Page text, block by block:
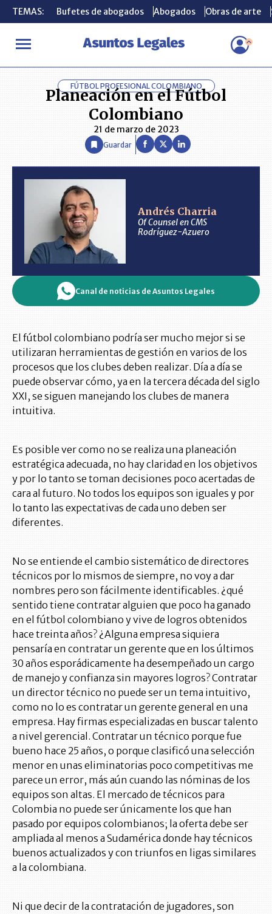
TEMAS: Bufetes de abogados Abogados Obras de arte
INICIO ANÁLISIS ANDRÉS CHARRIA Planeación en el Fútbol
TEMAS: Bufetes de abogados Abogados Obras de arte
FÚTBOL PROFESIONAL COLOMBIANO
Planeación en el Fútbol
Colombiano
21 de marzo de 2023
Guardar
Andrés Charria
Of Counsel en CMS
Rodríguez-Azuero
Canal de noticias de Asuntos Legales
El fútbol colombiano podría ser mucho mejor si se
utilizaran herramientas de gestión en varios de los
procesos que los clubes deben realizar. Día a día se
puede observar cómo, ya en la tercera década del siglo
XXI, se siguen manejando los clubes de manera
intuitiva.
Es posible ver como no se realiza una planeación
estratégica adecuada, no hay claridad en los objetivos
y por lo tanto se toman decisiones poco acertadas de
cara al futuro. No todos los equipos son iguales y por
lo tanto las expectativas de cada uno deben ser
diferentes.
No se entiende el cambio sistemático de directores
técnicos por lo mismos de siempre, no voy a dar
nombres pero son fácilmente identificables. ¿qué
sentido tiene contratar alguien que poco ha ganado
en el fútbol colombiano y vive de logros obtenidos
hace treinta años? ¿Alguna empresa siquiera
pensaría en contratar un gerente que en los últimos
30 años esporádicamente ha desempeñado un cargo
de manejo y confianza sin mayores logros? Contratar
un director técnico no puede ser un tema intuitivo,
como no lo es contratar un gerente general en una
empresa. Hay firmas especializadas en buscar talento
a nivel gerencial. Contratar un técnico porque fue
bueno hace 25 años, o porque clasificó una selección
menor en unas eliminatorias poco competitivas me
parece un error, más aún cuando las nóminas de los
equipos son altas. El mercado de técnicos para
Colombia no puede ser únicamente los que han
pasado por equipos colombianos; la oferta debe ser
ampliada al menos a Sudamérica donde hay técnicos
buenos actualizados y con triunfos en ligas similares
a la colombiana.
Ni que decir de la contratación de jugadores, son